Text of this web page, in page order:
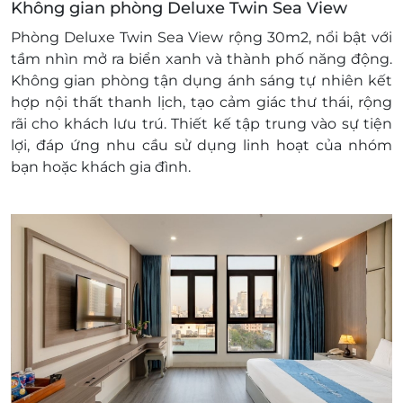
Văn phòng HCM: 028.6680 8757
Điều kiện khác:
Áp dụng 01 E-Voucher/E-Coupon cho 02
khách
Một khách hàng được mua nhiều E-
Voucher/E-Coupon
E-Voucher/E-Coupon không có giá trị quy
đổi thành tiền mặt, không trả lại tiền thừa.
Không gian phòng Deluxe Twin Sea View
Phòng Deluxe Twin Sea View rộng 30m2, nổi bật với
tầm nhìn mở ra biển xanh và thành phố năng động.
Không gian phòng tận dụng ánh sáng tự nhiên kết
hợp nội thất thanh lịch, tạo cảm giác thư thái, rộng
rãi cho khách lưu trú. Thiết kế tập trung vào sự tiện
lợi, đáp ứng nhu cầu sử dụng linh hoạt của nhóm
bạn hoặc khách gia đình.